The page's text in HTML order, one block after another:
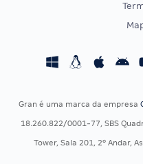
Concursos Fiscais
Concursos Saúde
Gran é uma marca da empresa
18.260.822/0001-77, SBS
Tower, Sala 201, 2º Andar,